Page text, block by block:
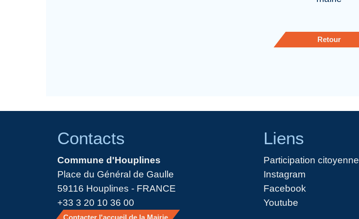
Retour
Contacts
Commune d'Houplines
Place du Général de Gaulle
59116 Houplines - FRANCE
+33 3 20 10 36 00
Contacter l'accueil de la Mairie
Liens
Participation citoyenne
Instagram
Facebook
Youtube